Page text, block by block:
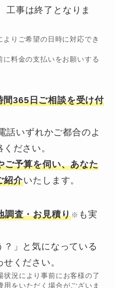
工事は終了となりま
りご希望の日時に対応でき
料金の支払いをお願いする
間365日ご相談を受け付
話いずれかご都合のよ
ださい。
ご予算を伺い、あなた
紹介いたします。
調査・お見積り ※ も実
？」と気になっている
ください。
況により事前にお客様の了
をいただく場合がございま